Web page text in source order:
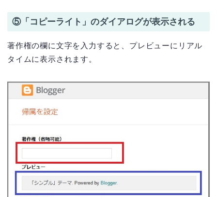
⑤「コピーライト」のダイアログが表示される
著作権の欄に文字を入力すると、プレビューにリアル
タイムに表示されます。